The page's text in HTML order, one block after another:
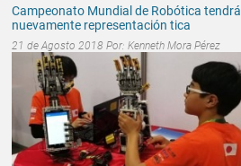
Campeonato Mundial de Robótica tendrá
nuevamente representación tica
21 de Agosto 2018 Por: Kenneth Mora Pérez